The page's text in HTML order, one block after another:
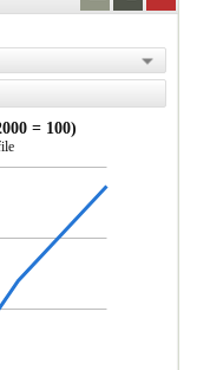
= 100)